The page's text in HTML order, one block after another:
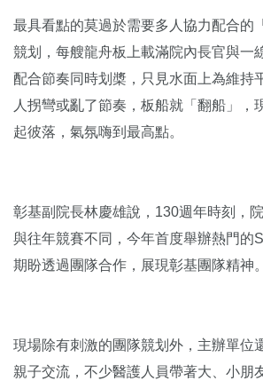
最具看點的莫過於需要多人協力配合的
競划，每艘龍舟板上載滿院內長官與一
配合節奏同時划槳，只見水面上為維持
人拐彎或亂了節奏，板船就「翻船」，
起彼落，氣氛嗨到最高點。
彰基副院長林慶雄說，130週年時刻，
與往年競賽不同，今年首度舉辦熱門的
期盼透過團隊合作，展現彰基團隊精神。
現場除有刺激的團隊競划外，主辦單位
親子交流，不少醫護人員帶著大、小朋